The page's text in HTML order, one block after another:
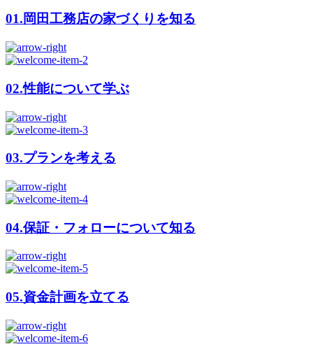
01.岡田工務店の家づくりを知る
02.性能について学ぶ
03.プランを考える
04.保証・フォローについて知る
05.資金計画を立てる